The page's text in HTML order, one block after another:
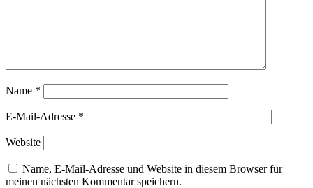
Name *
E-Mail-Adresse *
Website
Name, E-Mail-Adresse und Website in diesem Browser für
meinen nächsten Kommentar speichern.